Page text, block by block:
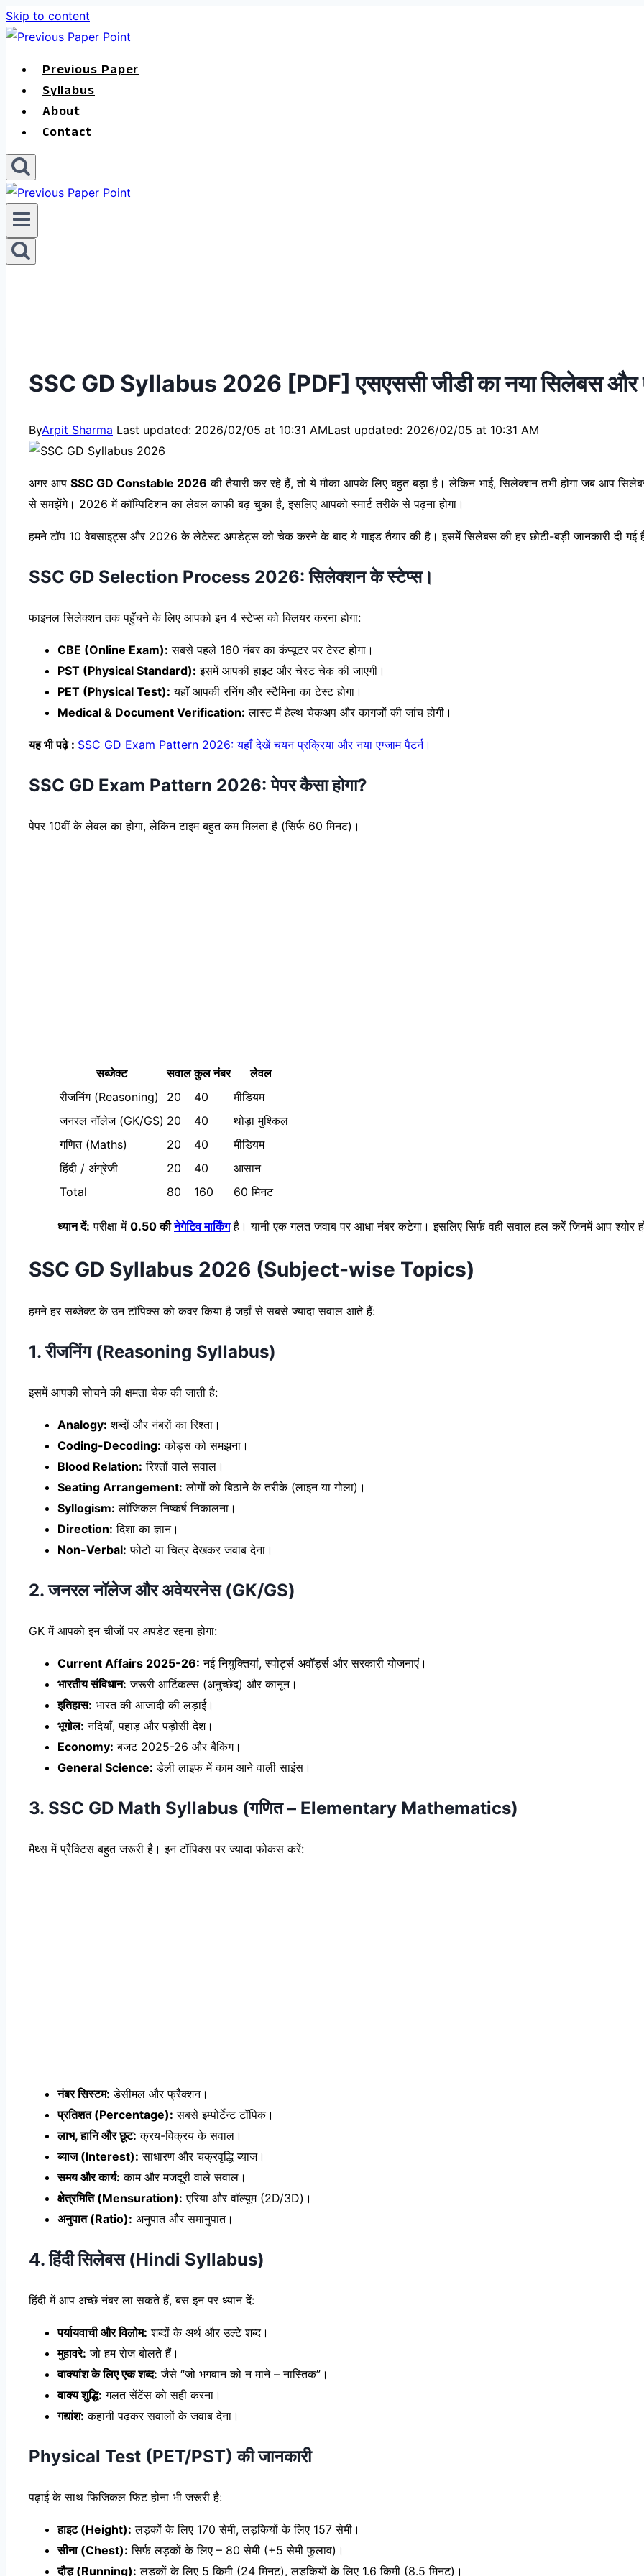
Skip to content
Previous Paper
Syllabus
About
Contact
SSC GD Syllabus 2026 [PDF] एसएससी जीडी का नया सिलेबस और
ByArpit Sharma Last updated: 2026/02/05 at 10:31 AMLast updated: 2026/02/05 at 10:31 AM
अगर आप SSC GD Constable 2026 की तैयारी कर रहे हैं, तो ये मौका आपके लिए बहुत बड़ा है। लेकिन भाई, सिलेक्शन तभी होगा जब आप
से समझेंगे। 2026 में कॉम्पिटिशन का लेवल काफी बढ़ चुका है, इसलिए आपको स्मार्ट तरीके से पढ़ना होगा।
हमने टॉप 10 वेबसाइट्स और 2026 के लेटेस्ट अपडेट्स को चेक करने के बाद ये गाइड तैयार की है। इसमें सिलेबस की हर छोटी-बड़ी जानकारी दी
SSC GD Selection Process 2026: सिलेक्शन के स्टेप्स।
फाइनल सिलेक्शन तक पहुँचने के लिए आपको इन 4 स्टेप्स को क्लियर करना होगा:
CBE (Online Exam): सबसे पहले 160 नंबर का कंप्यूटर पर टेस्ट होगा।
PST (Physical Standard): इसमें आपकी हाइट और चेस्ट चेक की जाएगी।
PET (Physical Test): यहाँ आपकी रनिंग और स्टैमिना का टेस्ट होगा।
Medical & Document Verification: लास्ट में हेल्थ चेकअप और कागजों की जांच होगी।
यह भी पढ़े : SSC GD Exam Pattern 2026: यहाँ देखें चयन प्रक्रिया और नया एग्जाम पैटर्न।
SSC GD Exam Pattern 2026: पेपर कैसा होगा?
पेपर 10वीं के लेवल का होगा, लेकिन टाइम बहुत कम मिलता है (सिर्फ 60 मिनट)।
सब्जेक्ट सवाल कुल नंबर
लेवल
रीजनिंग (Reasoning)
20 40
मीडियम
जनरल नॉलेज (GK/GS) 20 40
थोड़ा मुश्किल
गणित (Maths)
20 40
मीडियम
हिंदी / अंग्रेजी
20 40
आसान
Total
80 160 60 मिनट
ध्यान दें: परीक्षा में 0.50 कीनेगेटिव मार्किंगहै। यानी एक गलत जवाब पर आधा नंबर कटेगा। इसलिए सिर्फ वही सवाल हल करें जिनमें आप श्योर
SSC GD Syllabus 2026 (Subject-wise Topics)
हमने हर सब्जेक्ट के उन टॉपिक्स को कवर किया है जहाँ से सबसे ज्यादा सवाल आते हैं:
1. रीजनिंग (Reasoning Syllabus)
इसमें आपकी सोचने की क्षमता चेक की जाती है:
Analogy: शब्दों और नंबरों का रिश्ता।
Coding-Decoding: कोड्स को समझना।
Blood Relation: रिश्तों वाले सवाल।
Seating Arrangement: लोगों को बिठाने के तरीके (लाइन या गोला)।
Syllogism: लॉजिकल निष्कर्ष निकालना।
Direction: दिशा का ज्ञान।
Non-Verbal: फोटो या चित्र देखकर जवाब देना।
2. जनरल नॉलेज और अवेयरनेस (GK/GS)
GK में आपको इन चीजों पर अपडेट रहना होगा:
Current Affairs 2025-26: नई नियुक्तियां, स्पोर्ट्स अवॉर्ड्स और सरकारी योजनाएं।
भारतीय संविधान: जरूरी आर्टिकल्स (अनुच्छेद) और कानून।
इतिहास: भारत की आजादी की लड़ाई।
भूगोल: नदियाँ, पहाड़ और पड़ोसी देश।
Economy: बजट 2025-26 और बैंकिंग।
General Science: डेली लाइफ में काम आने वाली साइंस।
3. SSC GD Math Syllabus (गणित – Elementary Mathematics)
मैथ्स में प्रैक्टिस बहुत जरूरी है। इन टॉपिक्स पर ज्यादा फोकस करें:
नंबर सिस्टम: डेसीमल और फ्रैक्शन।
प्रतिशत (Percentage): सबसे इम्पोर्टेन्ट टॉपिक।
लाभ, हानि और छूट: क्रय-विक्रय के सवाल।
ब्याज (Interest): साधारण और चक्रवृद्धि ब्याज।
समय और कार्य: काम और मजदूरी वाले सवाल।
क्षेत्रमिति (Mensuration): एरिया और वॉल्यूम (2D/3D)।
अनुपात (Ratio): अनुपात और समानुपात।
4. हिंदी सिलेबस (Hindi Syllabus)
हिंदी में आप अच्छे नंबर ला सकते हैं, बस इन पर ध्यान दें:
पर्यायवाची और विलोम: शब्दों के अर्थ और उल्टे शब्द।
मुहावरे: जो हम रोज बोलते हैं।
वाक्यांश के लिए एक शब्द: जैसे “जो भगवान को न माने – नास्तिक”।
वाक्य शुद्धि: गलत सेंटेंस को सही करना।
गद्यांश: कहानी पढ़कर सवालों के जवाब देना।
Physical Test (PET/PST) की जानकारी
पढ़ाई के साथ फिजिकल फिट होना भी जरूरी है:
हाइट (Height): लड़कों के लिए 170 सेमी, लड़कियों के लिए 157 सेमी।
सीना (Chest): सिर्फ लड़कों के लिए – 80 सेमी (+5 सेमी फुलाव)।
दौड़ (Running): लड़कों के लिए 5 किमी (24 मिनट), लड़कियों के लिए 1.6 किमी (8.5 मिनट)।